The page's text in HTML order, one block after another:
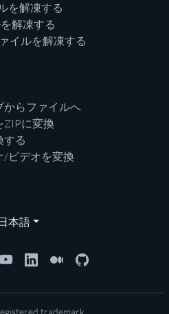
を解凍する
解凍する
イルを解凍する
からファイルへ
ZIPに変換
する
/ビデオを変換
本語